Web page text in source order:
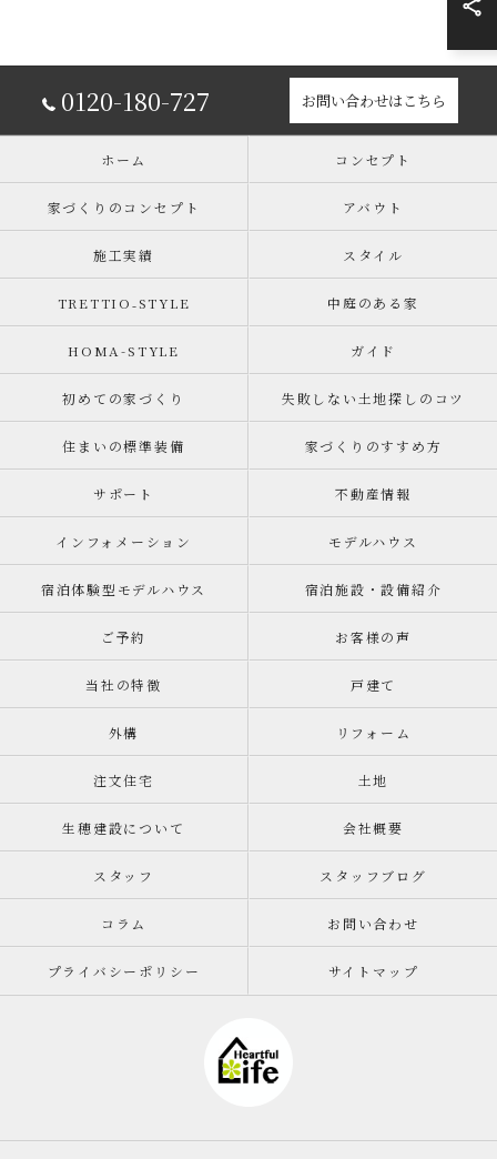
0120-180-727 お問い合わせはこちら
ホーム コンセプト
家づくりのコンセプト アバウト
施工実績 スタイル
TRETTIO₋STYLE 中庭のある家
HOMA-STYLE ガイド
初めての家づくり 失敗しない土地探しのコツ
住まいの標準装備 家づくりのすすめ方
サポート 不動産情報
インフォメーション モデルハウス
宿泊体験型モデルハウス 宿泊施設・設備紹介
ご予約 お客様の声
当社の特徴 戸建て
外構 リフォーム
注文住宅 土地
生穂建設について 会社概要
スタッフ スタッフブログ
コラム お問い合わせ
プライバシーポリシー サイトマップ